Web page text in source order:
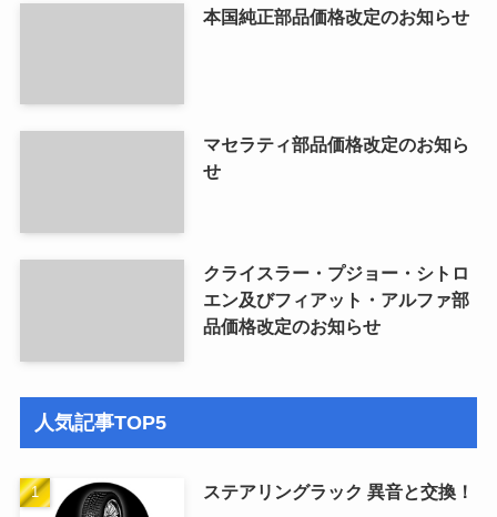
本国純正部品価格改定のお知らせ
マセラティ部品価格改定のお知ら
せ
クライスラー・プジョー・シトロ
エン及びフィアット・アルファ部
品価格改定のお知らせ
人気記事TOP5
ステアリングラック 異音と交換！